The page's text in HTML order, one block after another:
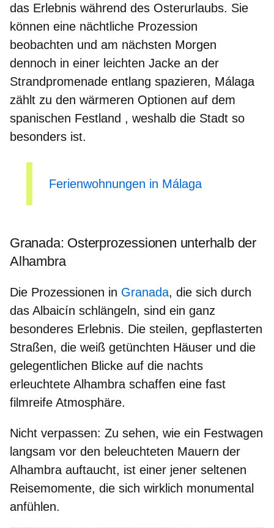
das Erlebnis während des Osterurlaubs. Sie
können eine nächtliche Prozession
beobachten und am nächsten Morgen
dennoch in einer leichten Jacke an der
Strandpromenade entlang spazieren, Málaga
zählt zu den wärmeren Optionen auf dem
spanischen Festland , weshalb die Stadt so
besonders ist.
Ferienwohnungen in Málaga
Granada: Osterprozessionen unterhalb der
Alhambra
Die Prozessionen in Granada, die sich durch
das Albaicín schlängeln, sind ein ganz
besonderes Erlebnis. Die steilen, gepflasterten
Straßen, die weiß getünchten Häuser und die
gelegentlichen Blicke auf die nachts
erleuchtete Alhambra schaffen eine fast
filmreife Atmosphäre.
Nicht verpassen: Zu sehen, wie ein Festwagen
langsam vor den beleuchteten Mauern der
Alhambra auftaucht, ist einer jener seltenen
Reisemomente, die sich wirklich monumental
anfühlen.